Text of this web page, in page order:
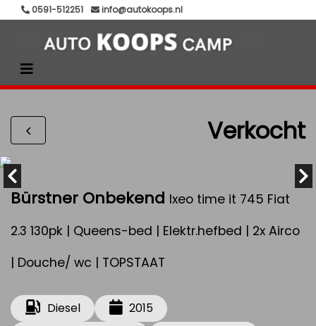
0591-512251 info@autokoops.nl
Verkocht
Bürstner Onbekend Ixeo time it 745 Fiat
2.3 130pk | Queens-bed | Elektr.hefbed | 2x Airco
| Douche/ wc | TOPSTAAT
Diesel
2015